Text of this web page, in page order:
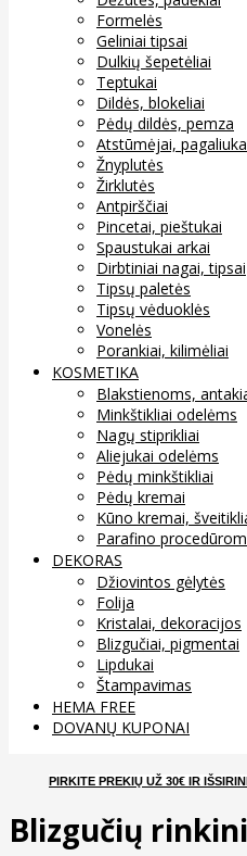
Formelės
Geliniai tipsai
Dulkių šepetėliai
Teptukai
Dildės, blokeliai
Pėdų dildės, pemza
Atstūmėjai,
Žnyplutės
Žirklutės
Antpirščiai
Pincetai, pieštukai
Spaustukai arkai
Dirbtiniai nagai, tipsai
Tipsų paletės
Tipsų vėduoklės
Vonelės
Porankiai, kilimėliai
KOSMETIKA
Blakstienoms,
Minkštikliai odelėms
Nagų stiprikliai
Aliejukai odelėms
Pėdų minkštikliai
Pėdų kremai
Kūno kremai,
Parafino
DEKORAS
Džiovintos gėlytės
Folija
Kristalai, dekoracijos
Blizgučiai, pigmentai
Lipdukai
Štampavimas
HEMA FREE
DOVANŲ KUPONAI
PIRKITE PREKIŲ UŽ 30€ IR
Blizgučių